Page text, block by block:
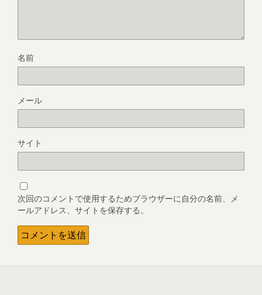
名前
メール
サイト
次回のコメントで使用するためブラウザーに自分の名前、メ
ールアドレス、サイトを保存する。